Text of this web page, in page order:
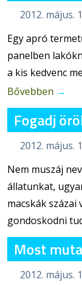
2012. május.
Egy apró
panelben
a kis kedvenc
Bővebben →
Fogadj
2012. május.
Nem muszáj
állatunkat,
macskák
gondoskodni
Most
2012. május.